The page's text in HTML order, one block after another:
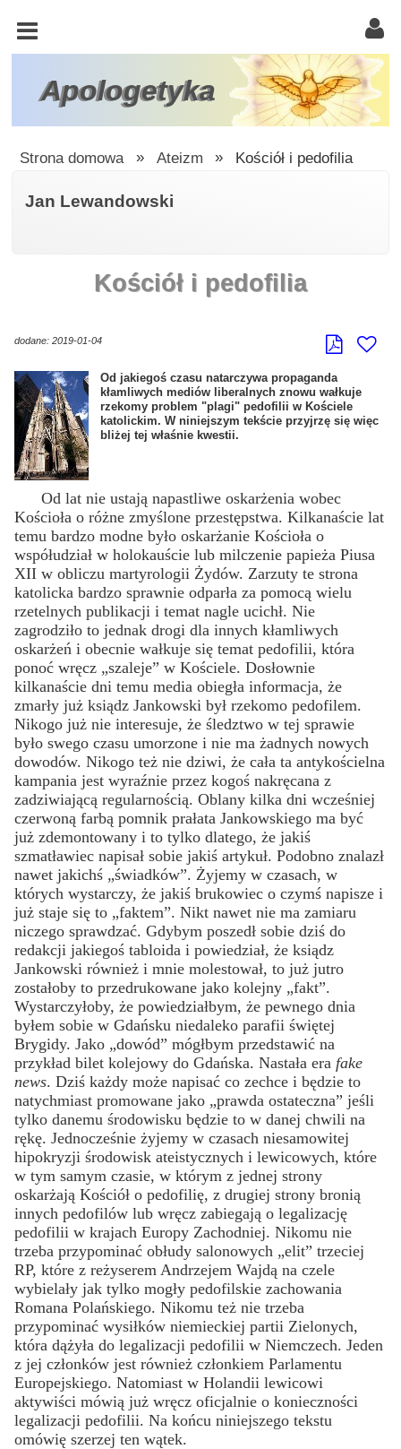
Apologetyka
KOŚCIÓŁ
KATOLICKI
TRÓJCA
ŚWIĘTA
Strona domowa » Ateizm » Kościół i pedofilia
Jan Lewandowski
Kościół i pedofilia
dodane: 2019-01-04
Od jakiegoś czasu natarczywa propaganda
kłamliwych mediów liberalnych znowu wałkuje
rzekomy problem "plagi" pedofilii w Kościele
katolickim. W niniejszym tekście przyjrzę się więc
bliżej tej właśnie kwestii.
Od lat nie ustają napastliwe oskarżenia wobec
Kościoła o różne zmyślone przestępstwa. Kilkanaście lat
temu bardzo modne było oskarżanie Kościoła o
współudział w holokauście lub milczenie papieża Piusa
XII w obliczu martyrologii Żydów. Zarzuty te strona
katolicka bardzo sprawnie odparła za pomocą wielu
rzetelnych publikacji i temat nagle ucichł. Nie
zagrodziło to jednak drogi dla innych kłamliwych
oskarżeń i obecnie wałkuje się temat pedofilii, która
ponoć wręcz „szaleje” w Kościele. Dosłownie
kilkanaście dni temu media obiegła informacja, że
zmarły już ksiądz Jankowski był rzekomo pedofilem.
Nikogo już nie interesuje, że śledztwo w tej sprawie
było swego czasu umorzone i nie ma żadnych nowych
dowodów. Nikogo też nie dziwi, że cała ta antykościelna
kampania jest wyraźnie przez kogoś nakręcana z
zadziwiającą regularnością. Oblany kilka dni wcześniej
czerwoną farbą pomnik prałata Jankowskiego ma być
już zdemontowany i to tylko dlatego, że jakiś
szmatławiec napisał sobie jakiś artykuł. Podobno znalazł
nawet jakichś „świadków”. Żyjemy w czasach, w
których wystarczy, że jakiś brukowiec o czymś napisze i
już staje się to „faktem”. Nikt nawet nie ma zamiaru
niczego sprawdzać. Gdybym poszedł sobie dziś do
redakcji jakiegoś tabloida i powiedział, że ksiądz
Jankowski również i mnie molestował, to już jutro
zostałoby to przedrukowane jako kolejny „fakt”.
Wystarczyłoby, że powiedziałbym, że pewnego dnia
byłem sobie w Gdańsku niedaleko parafii świętej
Brygidy. Jako „dowód” mógłbym przedstawić na
przykład bilet kolejowy do Gdańska. Nastała era fake
news. Dziś każdy może napisać co zechce i będzie to
natychmiast promowane jako „prawda ostateczna” jeśli
tylko danemu środowisku będzie to w danej chwili na
rękę. Jednocześnie żyjemy w czasach niesamowitej
hipokryzji środowisk ateistycznych i lewicowych, które
w tym samym czasie, w którym z jednej strony
oskarżają Kościół o pedofilię, z drugiej strony bronią
innych pedofilów lub wręcz zabiegają o legalizację
pedofilii w krajach Europy Zachodniej. Nikomu nie
trzeba przypominać obłudy salonowych „elit” trzeciej
RP, które z reżyserem Andrzejem Wajdą na czele
wybielały jak tylko mogły pedofilskie zachowania
Romana Polańskiego. Nikomu też nie trzeba
przypominać wysiłków niemieckiej partii Zielonych,
która dążyła do legalizacji pedofilii w Niemczech. Jeden
z jej członków jest również członkiem Parlamentu
Europejskiego. Natomiast w Holandii lewicowi
aktywiści mówią już wręcz oficjalnie o konieczności
legalizacji pedofilii. Na końcu niniejszego tekstu
omówię szerzej ten wątek.